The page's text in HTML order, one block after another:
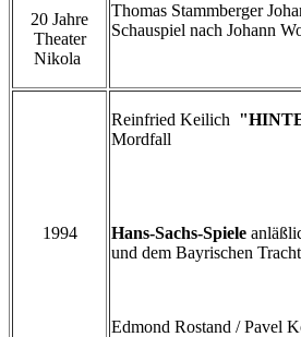
20 Jahre
Theater
Nikola
Thomas Stammberger
Schauspiel nach Johann
1994
Reinfried Keilich
Mordfall
Hans-Sachs-Spiele
und dem Bayrischen
Edmond Rostand / Pavel